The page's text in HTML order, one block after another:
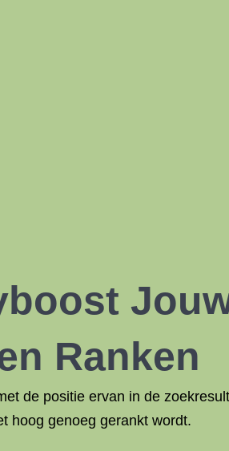
Ranken
de positie ervan in de
hoog genoeg gerankt wordt.